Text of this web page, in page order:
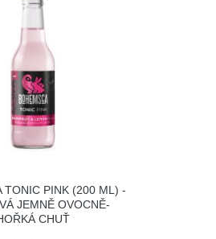
TONIC PINK (200 ML) -
JEMNĚ OVOCNĚ-
CHUŤ